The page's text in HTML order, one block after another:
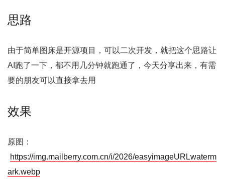
思路
由于简单图床是开源项目，可以二次开发，就把这个思路让
AI跑了一下，都不用几分钟就跑通了，今天分享出来，有需
要的朋友可以直接拿去用
效果
原图：
https://img.mailberry.com.cn/i/2026/easyimageURLwaterm
ark.webp